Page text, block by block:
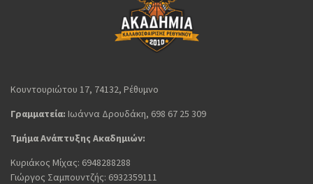
Κουντουριώτου 17, 74132, Ρέθυμνο
Γραμματεία: Ιωάννα Δρουδάκη, 698 67 25 309
Τμήμα Ανάπτυξης Ακαδημιών:
Κυριάκος Μίχας: 6948288288
Γιώργος Σαμπουντζής: 6932359111